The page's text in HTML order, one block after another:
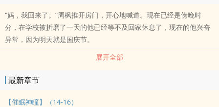
“妈，我回来了。”周枫推开房门，开心地喊道。现在已经是傍晚时
分，在学校被折磨了一天的他已经等不及回家休息了，现在的他兴奋
异常，因为明天就是国庆节。
展开全部
最新章节
【催眠神瞳】（14-16）